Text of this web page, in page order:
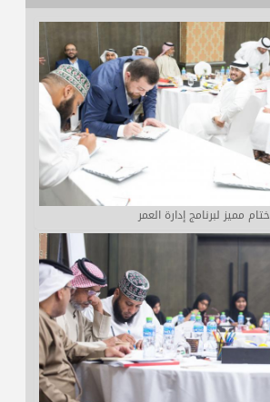
ختام مميز لبرنامج إدارة العمر